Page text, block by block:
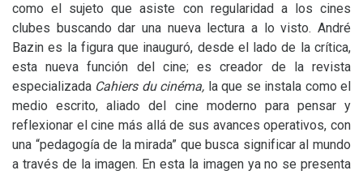
como el sujeto que asiste con regularidad a los cines
clubes buscando dar una nueva lectura a lo visto. André
Bazin es la figura que inauguró, desde el lado de la crítica,
esta nueva función del cine; es creador de la revista
especializada Cahiers du cinéma, la que se instala como el
medio escrito, aliado del cine moderno para pensar y
reflexionar el cine más allá de sus avances operativos, con
una “pedagogía de la mirada” que busca significar al mundo
a través de la imagen. En esta la imagen ya no se presenta